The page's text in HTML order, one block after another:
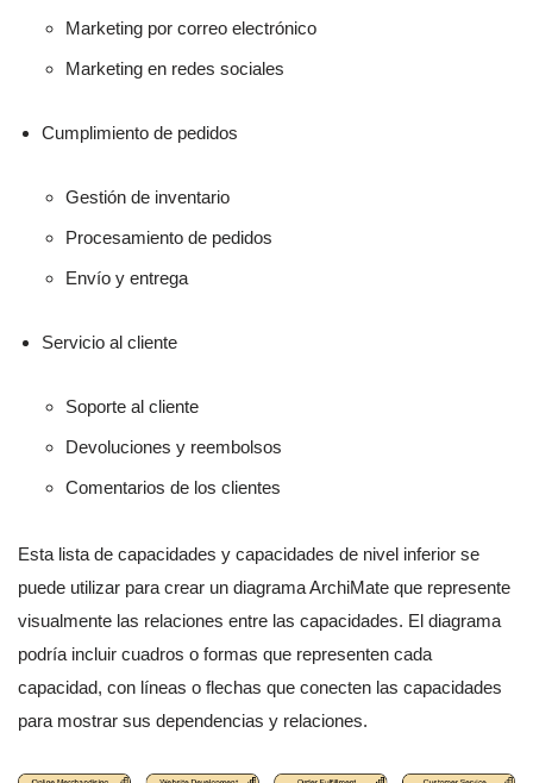
Marketing por correo electrónico
Marketing en redes sociales
Cumplimiento de pedidos
Gestión de inventario
Procesamiento de pedidos
Envío y entrega
Servicio al cliente
Soporte al cliente
Devoluciones y reembolsos
Comentarios de los clientes
Esta lista de capacidades y capacidades de nivel inferior se
puede utilizar para crear un diagrama ArchiMate que represente
visualmente las relaciones entre las capacidades. El diagrama
podría incluir cuadros o formas que representen cada
capacidad, con líneas o flechas que conecten las capacidades
para mostrar sus dependencias y relaciones.